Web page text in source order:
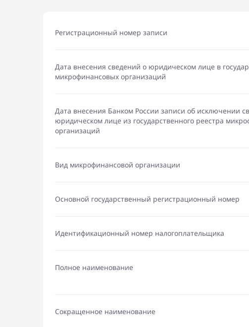
Регистрационный номер записи
Дата внесения сведений о юридическом лице в
микрофинансовых организаций
Дата внесения Банком России записи об исключении
юридическом лице из государственного реестра
организаций
Вид микрофинансовой организации
Основной государственный регистрационный номер
Идентификационный номер налогоплательщика
Полное наименование
Сокращенное наименование